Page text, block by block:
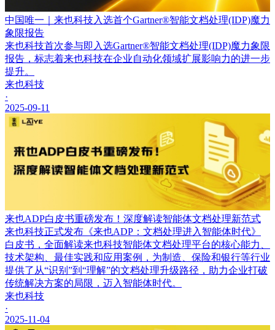
中国唯一｜来也科技入选首个Gartner®智能文档处理(IDP)魔力
象限报告
来也科技首次参与即入选Gartner®智能文档处理(IDP)魔力象限
报告，标志着来也科技在企业自动化领域扩展影响力的进一步
提升。
来也科技
·
2025-09-11
来也ADP白皮书重磅发布！深度解读智能体文档处理新范式
来也科技正式发布《来也ADP：文档处理进入智能体时代》
白皮书，全面解读来也科技智能体文档处理平台的核心能力、
技术架构、最佳实践和应用案例，为制造、保险和银行等行业
提供了从“识别”到“理解”的文档处理升级路径，助力企业打破
传统解决方案的局限，迈入智能体时代。
来也科技
·
2025-11-04